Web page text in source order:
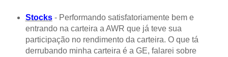
Stocks- Performando satisfatoriamente bem e
entrando na carteira a AWR que já teve sua
participação no rendimento da carteira. O que tá
derrubando minha carteira é a GE, falarei sobre